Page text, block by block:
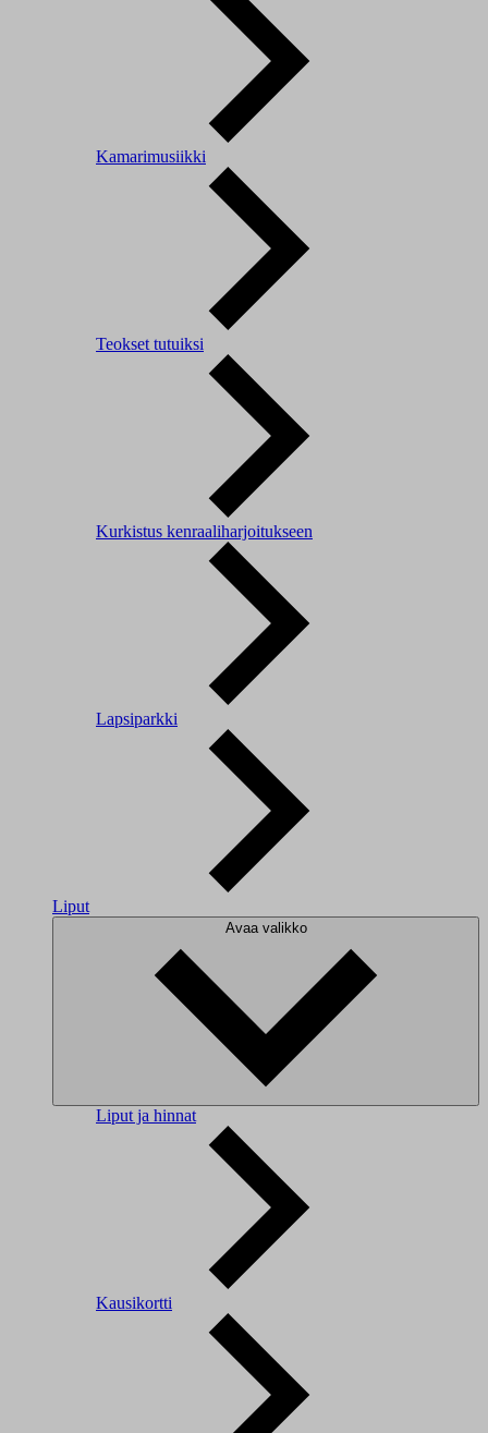
Kamarimusiikki
Teokset tutuiksi
Kurkistus kenraaliharjoitukseen
Lapsiparkki
Liput
Avaa valikko
Liput ja hinnat
Kausikortti